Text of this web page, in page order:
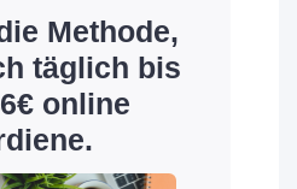
Methode,
täglich bis
online